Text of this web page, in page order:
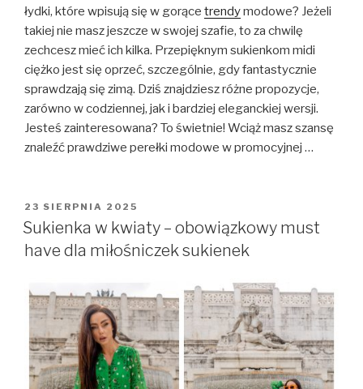
łydki, które wpisują się w gorące trendymodowe? Jeżeli
takiej nie masz jeszcze w swojej szafie, to za chwilę
zechcesz mieć ich kilka. Przepięknym sukienkom midi
ciężko jest się oprzeć, szczególnie, gdy fantastycznie
sprawdzają się zimą. Dziś znajdziesz różne propozycje,
zarówno w codziennej, jak i bardziej eleganckiej wersji.
Jesteś zainteresowana? To świetnie! Wciąż masz szansę
znaleźć prawdziwe perełki modowe w promocyjnej …
OPUBLIKOWANE
W
23 SIERPNIA 2025
Sukienka w kwiaty – obowiązkowy must
have dla miłośniczek sukienek